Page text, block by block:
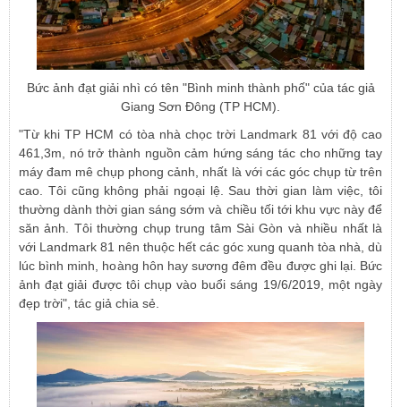
Bức ảnh đạt giải nhì có tên "Bình minh thành phố" của tác giả
Giang Sơn Đông (TP HCM).
"Từ khi TP HCM có tòa nhà chọc trời Landmark 81 với độ cao
461,3m, nó trở thành nguồn cảm hứng sáng tác cho những tay
máy đam mê chụp phong cảnh, nhất là với các góc chụp từ trên
cao. Tôi cũng không phải ngoại lệ. Sau thời gian làm việc, tôi
thường dành thời gian sáng sớm và chiều tối tới khu vực này để
săn ảnh. Tôi thường chụp trung tâm Sài Gòn và nhiều nhất là
với Landmark 81 nên thuộc hết các góc xung quanh tòa nhà, dù
lúc bình minh, hoàng hôn hay sương đêm đều được ghi lại. Bức
ảnh đạt giải được tôi chụp vào buổi sáng 19/6/2019, một ngày
đẹp trời", tác giả chia sẻ.